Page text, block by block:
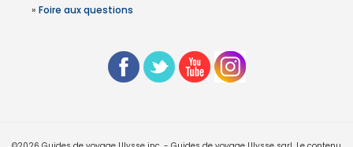
» Foire aux questions